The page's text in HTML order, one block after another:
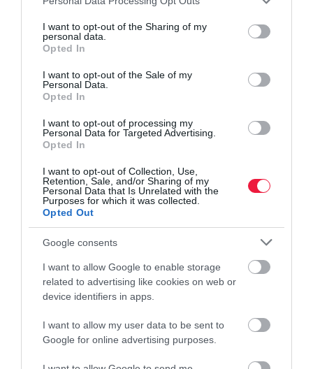
not limited to your visit or usage behaviour. You may click to
grant or deny consent to Google and its third-party tags to
use your data for below specified purposes in below Google
consent section.
I want to opt-out of the Sharing of my
personal data.
Opted In
I want to opt-out of the Sale of my
Personal Data.
Opted In
I want to opt-out of processing my
Personal Data for Targeted Advertising.
Opted In
I want to opt-out of Collection, Use,
Retention, Sale, and/or Sharing of my
Personal Data that Is Unrelated with the
Purposes for which it was collected.
Opted Out
Google consents
I want to allow Google to enable storage
related to advertising like cookies on web or
device identifiers in apps.
I want to allow my user data to be sent to
Google for online advertising purposes.
borászat startup